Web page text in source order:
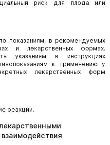
риск для плода или
показаниям, в рекомендуемых
и лекарственных формах.
указаниям в инструкциях
к применению у
лекарственных форм
реакции.